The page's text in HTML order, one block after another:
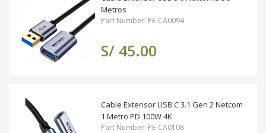
Metros
Part Number: PE-CA0094
S/ 45.00
Cable Extensor USB C 3.1 Gen 2 Netcom
1 Metro PD 100W 4K
Part Number: PE-CA0108